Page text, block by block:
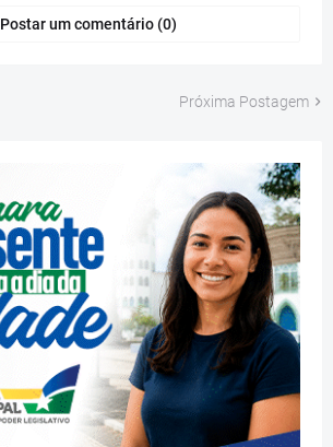
Postar um comentário (0)
Próxima Postagem